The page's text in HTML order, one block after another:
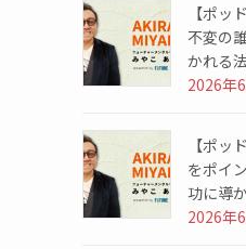
【ポッ
不変の
かれる
2026年
【ポッ
をポイ
功に導
2026年